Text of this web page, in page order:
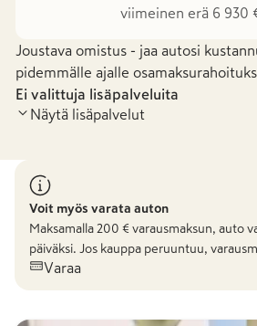
viimeinen erä 6 930
Joustava omistus - jaa autosi
pidemmälle ajalle
Ei valittuja lisäpalveluita
Näytä lisäpalvelut
Voit myös varata auton
Maksamalla 200 € varausmaksun, auto
päiväksi. Jos kauppa peruuntuu,
Varaa